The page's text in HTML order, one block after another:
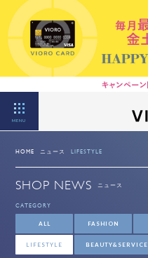
MENU
HOME ニュース LIFESTYLE
SHOP NEWS ニュース
CATEGORY
ALL FASHION
LIFESTYLE BEAUTY&SERVICE